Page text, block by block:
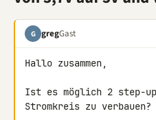
G gregGast
Hallo zusammen,
Ist es möglich 2 step-
Stromkreis zu verbauen?